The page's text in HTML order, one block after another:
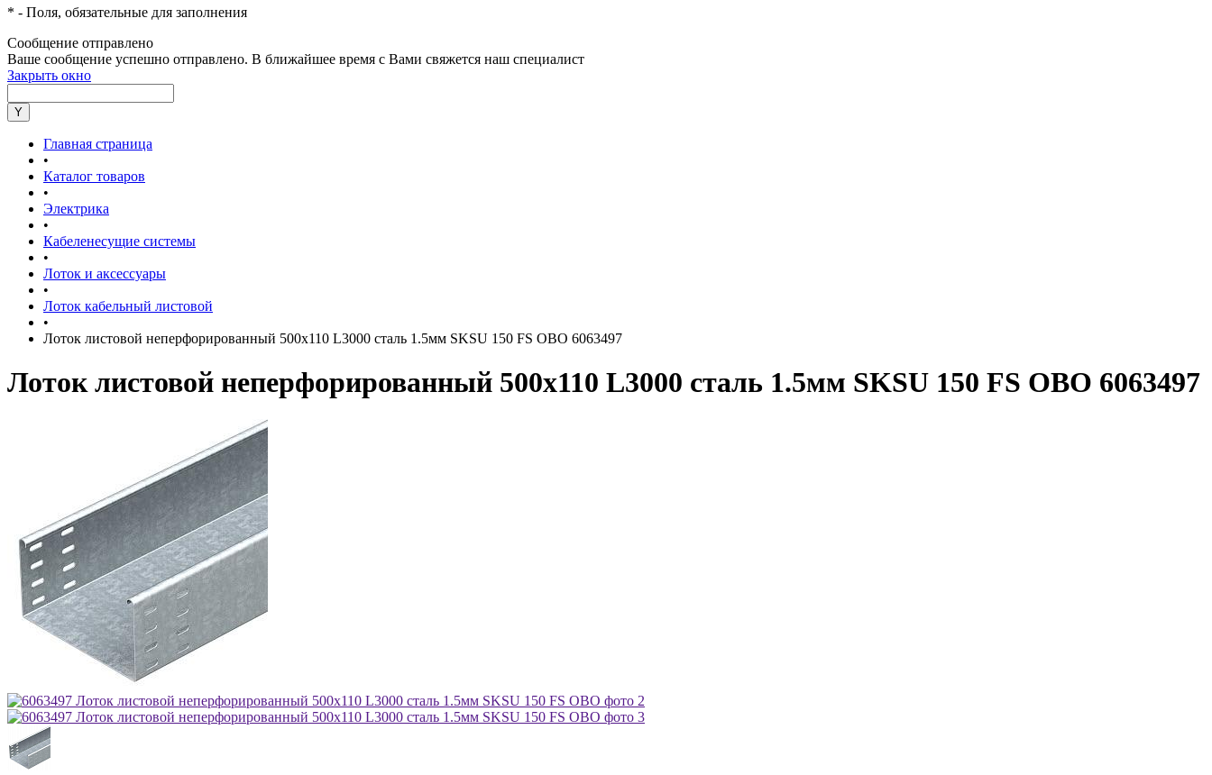
* - Поля, обязательные для заполнения
Сообщение отправлено
Ваше сообщение успешно отправлено. В ближайшее время с Вами свяжется наш специалист
Закрыть окно
Главная страница
•
Каталог товаров
•
Электрика
•
Кабеленесущие системы
•
Лоток и аксессуары
•
Лоток кабельный листовой
•
Лоток листовой неперфорированный 500х110 L3000 сталь 1.5мм SKSU 150 FS OBO 6063497
Лоток листовой неперфорированный 500х110 L3000 сталь 1.5мм SKSU 150 FS OBO 6063497